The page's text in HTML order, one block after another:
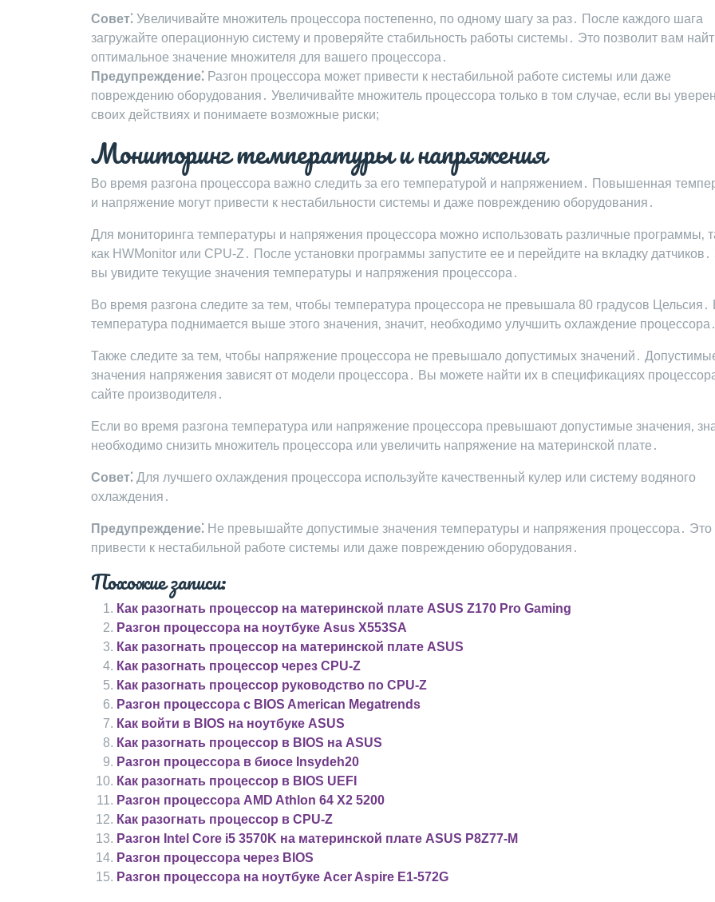
Совет⁚ Увеличивайте множитель процессора постепенно‚ по одному шагу за раз․ После каждого шага
загружайте операционную систему и проверяйте стабильность работы системы․ Это позволит вам
оптимальное значение множителя для вашего процессора․
Предупреждение⁚ Разгон процессора может привести к нестабильной работе системы или даже
повреждению оборудования․ Увеличивайте множитель процессора только в том случае‚ если вы
своих действиях и понимаете возможные риски;
Мониторинг температуры и напряжения
Во время разгона процессора важно следить за его температурой и напряжением․ Повышенная
и напряжение могут привести к нестабильности системы и даже повреждению оборудования․
Для мониторинга температуры и напряжения процессора можно использовать различные программы‚
как HWMonitor или CPU-Z․ После установки программы запустите ее и перейдите на вкладку датчиков․
вы увидите текущие значения температуры и напряжения процессора․
Во время разгона следите за тем‚ чтобы температура процессора не превышала 80 градусов Цельсия․
температура поднимается выше этого значения‚ значит‚ необходимо улучшить охлаждение
Также следите за тем‚ чтобы напряжение процессора не превышало допустимых значений․
значения напряжения зависят от модели процессора․ Вы можете найти их в спецификациях
сайте производителя․
Если во время разгона температура или напряжение процессора превышают допустимые значения‚
необходимо снизить множитель процессора или увеличить напряжение на материнской плате․
Совет⁚ Для лучшего охлаждения процессора используйте качественный кулер или систему водяного
охлаждения․
Предупреждение⁚ Не превышайте допустимые значения температуры и напряжения процессора․
привести к нестабильной работе системы или даже повреждению оборудования․
Похожие записи:
Как разогнать процессор на материнской плате ASUS Z170 Pro Gaming
Разгон процессора на ноутбуке Asus X553SA
Как разогнать процессор на материнской плате ASUS
Как разогнать процессор через CPU-Z
Как разогнать процессор руководство по CPU-Z
Разгон процессора с BIOS American Megatrends
Как войти в BIOS на ноутбуке ASUS
Как разогнать процессор в BIOS на ASUS
Разгон процессора в биосе Insydeh20
Как разогнать процессор в BIOS UEFI
Разгон процессора AMD Athlon 64 X2 5200
Как разогнать процессор в CPU-Z
Разгон Intel Core i5 3570K на материнской плате ASUS P8Z77-M
Разгон процессора через BIOS
Разгон процессора на ноутбуке Acer Aspire E1-572G